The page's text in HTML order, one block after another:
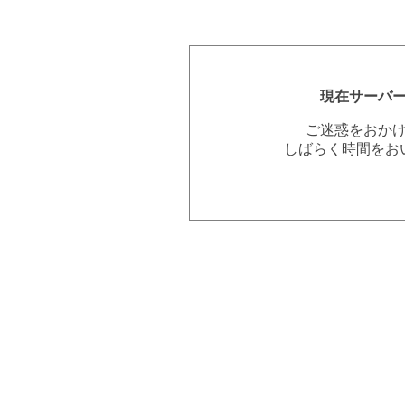
現在サーバ
ご迷惑をおか
しばらく時間を